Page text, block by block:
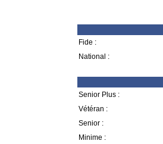
Fide :
National :
Senior Plus :
Vétéran :
Senior :
Minime :